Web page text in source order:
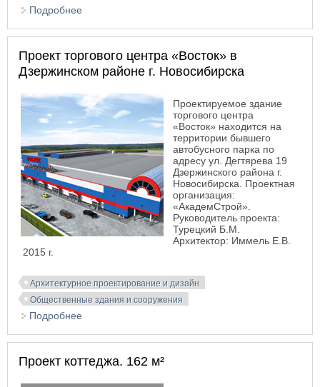
Подробнее
Проект торгового центра «Восток» в
Дзержинском районе г. Новосибирска
Проектируемое здание
торгового центра
«Восток» находится на
территории бывшего
автобусного парка по
адресу ул. Дегтярева 19
Дзержинского района г.
Новосибирска. Проектная
организация:
«АкадемСтрой».
Руководитель проекта:
Турецкий Б.М.
Архитектор: Иммель Е.В.
2015 г.
Архитектурное проектирование и дизайн
Общественные здания и сооружения
Подробнее
Проект коттеджа. 162 м²